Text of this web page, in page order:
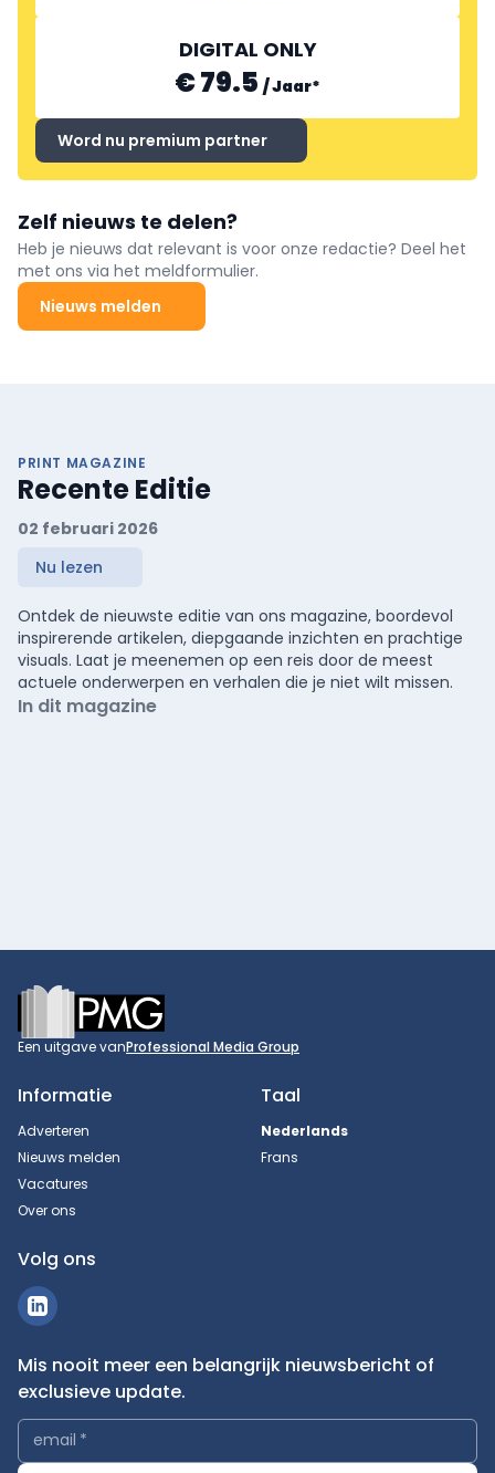
DIGITAL ONLY
€ 79.5 /Jaar*
Word nu premium partner
Zelf nieuws te delen?
Heb je nieuws dat relevant is voor onze redactie? Deel het
met ons via het meldformulier.
Nieuws melden
PRINT MAGAZINE
Recente Editie
02 februari 2026
Nu lezen
Ontdek de nieuwste editie van ons magazine, boordevol
inspirerende artikelen, diepgaande inzichten en prachtige
visuals. Laat je meenemen op een reis door de meest
actuele onderwerpen en verhalen die je niet wilt missen.
In dit magazine
Footer
Een uitgave vanProfessional Media Group
Informatie
Adverteren
Nieuws melden
Vacatures
Over ons
Taal
Nederlands
Frans
Volg ons
Mis nooit meer een belangrijk nieuwsbericht of
exclusieve update.
email *